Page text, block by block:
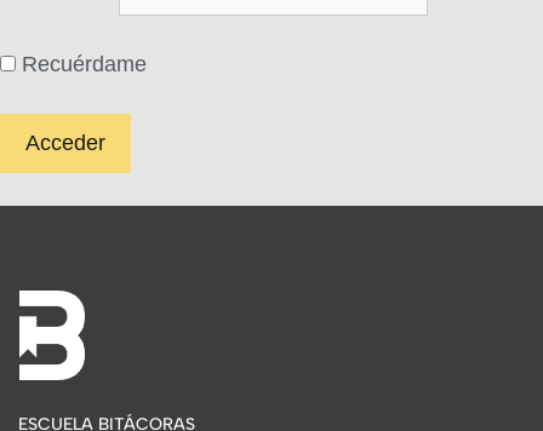
Recuérdame
ESCUELA BITÁCORAS